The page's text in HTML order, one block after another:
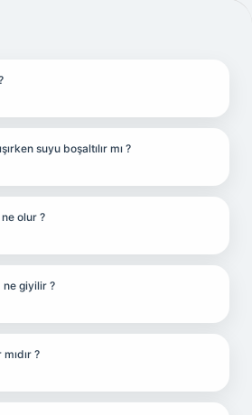
suyu boşaltılır mı ?
olur ?
ne giyilir ?
?